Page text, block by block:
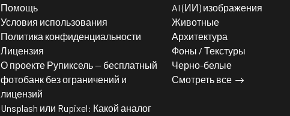
Помощь
Условия использования
Политика конфиденциальности
Лицензия
О проекте Рупиксель — бесплатный
фотобанк без ограничений и
лицензий
Unsplash или Rupixel: Какой аналог
AI (ИИ) изображения
Животные
Архитектура
Фоны / Текстуры
Черно-белые
Смотреть все